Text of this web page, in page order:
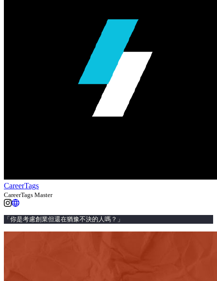
CareerTags
CareerTags Master
「你是考慮創業但還在猶豫不決的人嗎？」